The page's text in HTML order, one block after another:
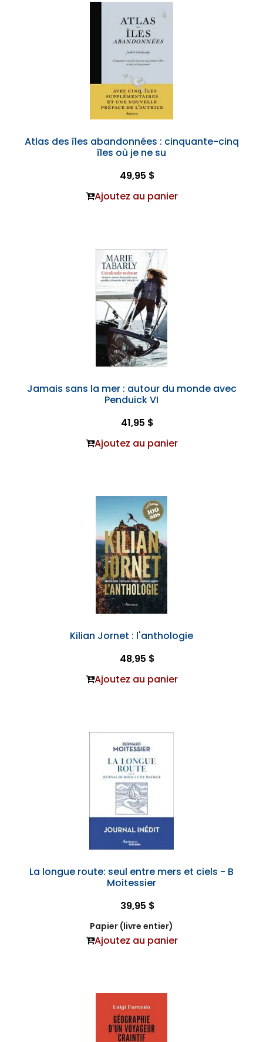
Atlas des îles abandonnées : cinquante-cinq
îles où je ne su
49,95 $
Ajoutez au panier
Jamais sans la mer : autour du monde avec
Penduick VI
41,95 $
Ajoutez au panier
Kilian Jornet : l'anthologie
48,95 $
Ajoutez au panier
La longue route: seul entre mers et ciels - B
Moitessier
39,95 $
Papier (livre entier)
Ajoutez au panier